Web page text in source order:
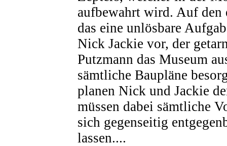
aufbewahrt wird. Auf den
das eine unlösbare
Nick Jackie vor, der
Putzmann das Museum
sämtliche Baupläne
planen Nick und Jackie
müssen dabei sämtliche
sich gegenseitig
lassen....